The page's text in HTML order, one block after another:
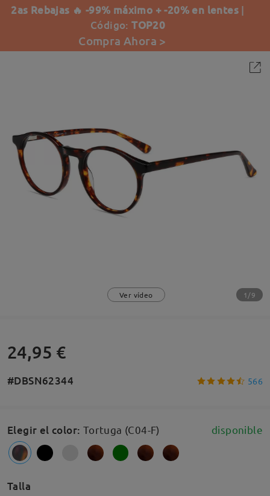
2as Rebajas 🔥 -99% máximo + -20% en lentes |
Código:TOP20
Compra Ahora >
Ver vídeo 1/9
24,95 €
#DBSN62344 566
Elegir el color: Tortuga (C04-F) disponible
Talla